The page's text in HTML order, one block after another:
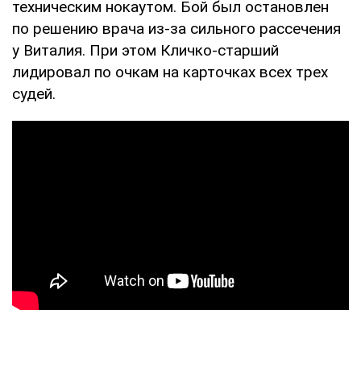
техническим нокаутом. Бой был остановлен
по решению врача из-за сильного рассечения
у Виталия. При этом Кличко-старший
лидировал по очкам на карточках всех трех
судей.